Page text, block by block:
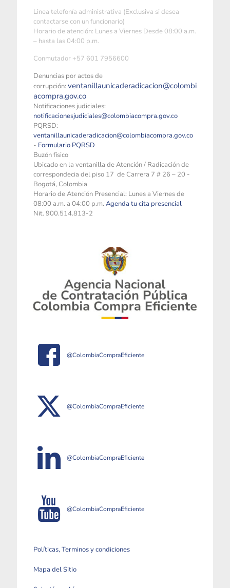
Linea telefonía administrativa (Exclusiva si desea
contactarse con un funcionario)
Horario de atención: Lunes a Viernes Desde 08:00 a.m.
– hasta las 04:00 p.m.
Conmutador +57 601 7956600
Denuncias por actos de
corrupción: ventanillaunicaderadicacion@colombi
acompra.gov.co
Notificaciones judiciales:
notificacionesjudiciales@colombiacompra.gov.co
PQRSD:
ventanillaunicaderadicacion@colombiacompra.gov.co
- Formulario PQRSD
Buzón físico
Ubicado en la ventanilla de Atención / Radicación de
correspondecia del piso 17 de Carrera 7 # 26 – 20 -
Bogotá, Colombia
Horario de Atención Presencial: Lunes a Viernes de
08:00 a.m. a 04:00 p.m. Agenda tu cita presencial
Nit. 900.514.813-2
@ColombiaCompraEficiente
@ColombiaCompraEficiente
@ColombiaCompraEficiente
@ColombiaCompraEficiente
Políticas, Terminos y condiciones
Mapa del Sitio